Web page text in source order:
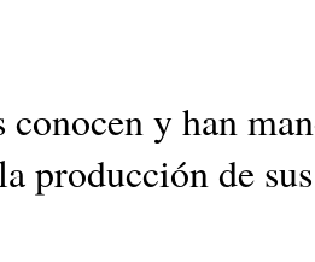
conocen y han
producción de